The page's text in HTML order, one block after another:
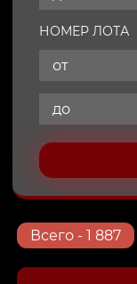
НОМЕР ЛОТА
Всего - 1 887